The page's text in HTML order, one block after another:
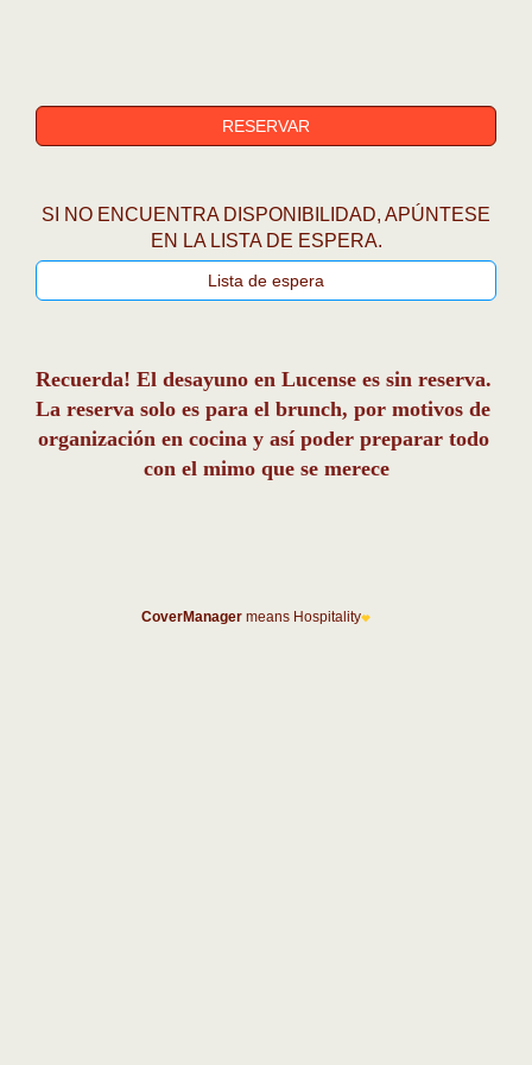
SI NO ENCUENTRA DISPONIBILIDAD, APÚNTESE
EN LA LISTA DE ESPERA.
CoverManagermeans Hospitality